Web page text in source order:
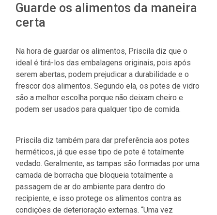
Guarde os alimentos da maneira
certa
Na hora de guardar os alimentos, Priscila diz que o
ideal é tirá-los das embalagens originais, pois após
serem abertas, podem prejudicar a durabilidade e o
frescor dos alimentos. Segundo ela, os potes de vidro
são a melhor escolha porque não deixam cheiro e
podem ser usados para qualquer tipo de comida.
Priscila diz também para dar preferência aos potes
herméticos, já que esse tipo de pote é totalmente
vedado. Geralmente, as tampas são formadas por uma
camada de borracha que bloqueia totalmente a
passagem de ar do ambiente para dentro do
recipiente, e isso protege os alimentos contra as
condições de deterioração externas. “Uma vez